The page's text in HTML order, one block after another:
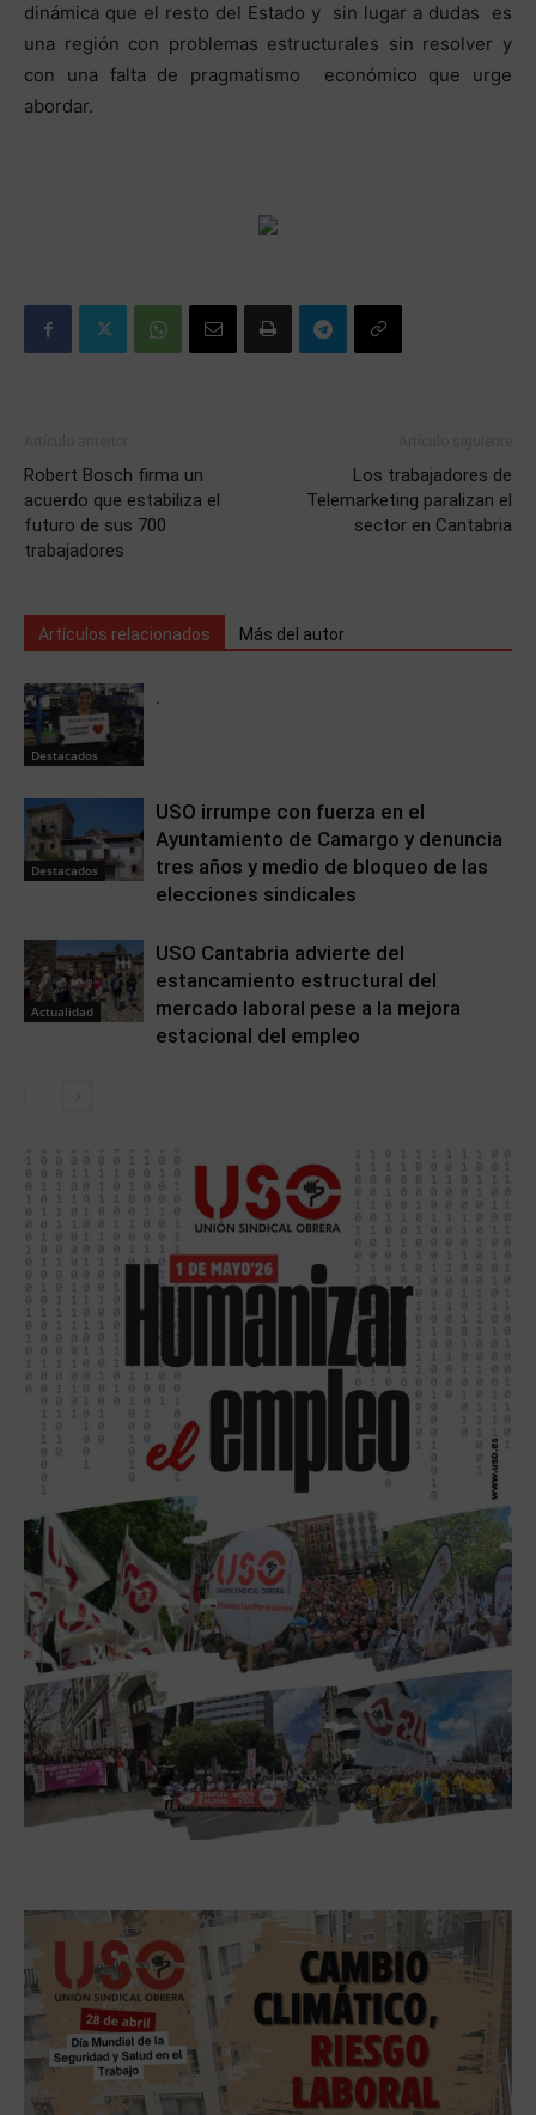
dinámica que el resto del Estado y sin lugar a dudas es
una región con problemas estructurales sin resolver y
con una falta de pragmatismo económico que urge
abordar.
Robert Bosch firma un
acuerdo que estabiliza el
futuro de sus 700
trabajadores
Los trabajadores de
Telemarketing paralizan el
sector en Cantabria
Artículos relacionados Más del autor
Destacados
.
Destacados
USO irrumpe con fuerza en el
Ayuntamiento de Camargo y denuncia
tres años y medio de bloqueo de las
elecciones sindicales
Actualidad
USO Cantabria advierte del
estancamiento estructural del
mercado laboral pese a la mejora
estacional del empleo